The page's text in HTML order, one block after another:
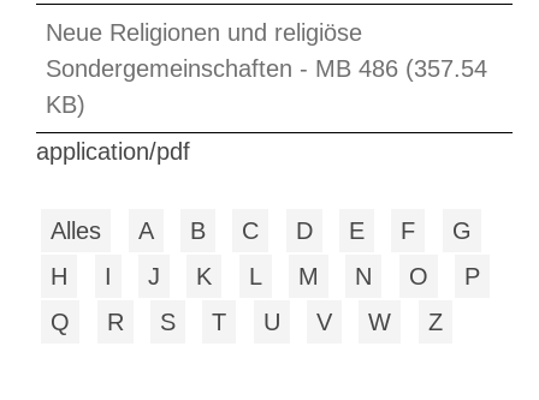
Neue Religionen und religiöse
Sondergemeinschaften - MB 486 (357.54
KB)
application/pdf
Alles A B C D E F
G
H
I J K L M N O
P
Q
R S T U V W Z